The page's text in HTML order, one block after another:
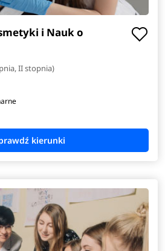
i Nauk o
II stopnia)